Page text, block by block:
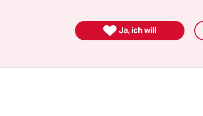
es in dem Schreiben.
 Ja, ich will